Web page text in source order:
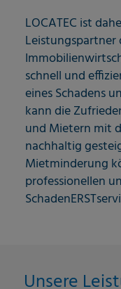
LOCATEC ist
schnell und
eines Schadens
kann die
und Mietern mit
nachhaltig
Mietminderung
professionellen
Unsere